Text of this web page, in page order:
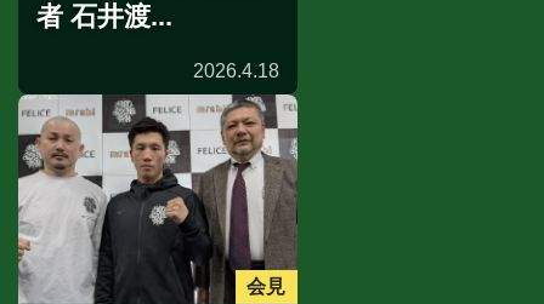
者 石井渡...
2026.4.18
会見